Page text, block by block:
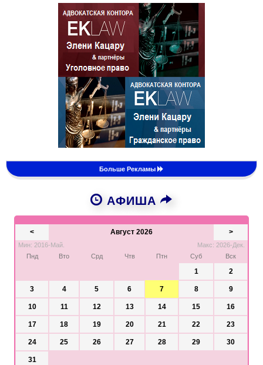
Больше Рекламы
АФИША
< Август 2026 >
Мин: 2016-Май.
Макс: 2026-Дек.
Пнд
Вто Срд Чтв Птн Суб Вск
1 2
3 4 5 6 7 8 9
10 11 12 13 14 15 16
17 18 19 20 21 22 23
24 25 26 27 28 29 30
31